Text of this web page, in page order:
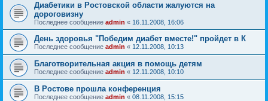
Диабетики в Ростовской области жалуются на
дороговизну
Последнее сообщение admin « 16.11.2008, 16:06
День здоровья "Победим диабет вместе!" пройдет в К
Последнее сообщение admin « 12.11.2008, 10:13
Благотворительная акция в помощь детям
Последнее сообщение admin « 12.11.2008, 10:10
В Ростове прошла конференция
Последнее сообщение admin « 08.11.2008, 15:15